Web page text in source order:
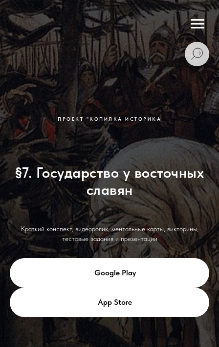
ПРОЕКТ "КОПИЛКА ИСТОРИКА
§7. Государство у восточных
славян
Краткий конспект, видеоролик, ментальные карты, викторины,
тестовые задания и презентации
Google Play
App Store